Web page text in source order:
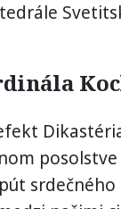
posolstve